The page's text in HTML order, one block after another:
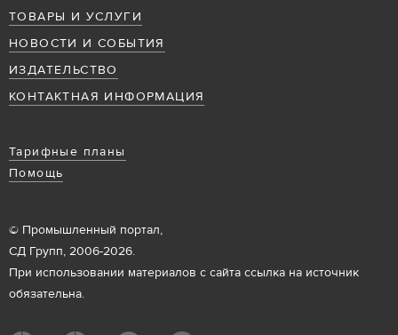
ТОВАРЫ И УСЛУГИ
НОВОСТИ И СОБЫТИЯ
ИЗДАТЕЛЬСТВО
КОНТАКТНАЯ ИНФОРМАЦИЯ
Тарифные планы
Помощь
© Промышленный портал,
СД Групп, 2006-2026.
При использовании материалов с сайта ссылка на источник
обязательна.